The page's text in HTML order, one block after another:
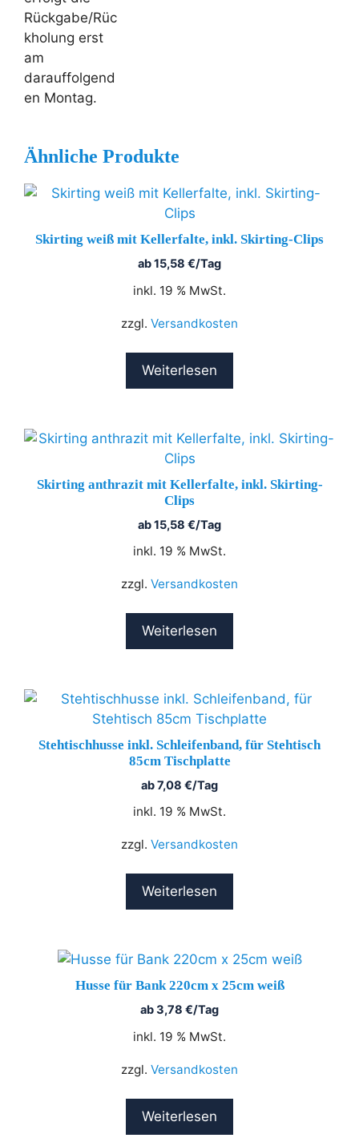
Rückgabe/Rüc
kholung erst
am
darauffolgend
en Montag.
Ähnliche Produkte
Skirting weiß mit Kellerfalte, inkl. Skirting-Clips
ab15,58 €/Tag
inkl. 19 % MwSt.
zzgl. Versandkosten
Weiterlesen
Skirting anthrazit mit Kellerfalte, inkl. Skirting-
Clips
ab15,58 €/Tag
inkl. 19 % MwSt.
zzgl. Versandkosten
Weiterlesen
Stehtischhusse inkl. Schleifenband, für Stehtisch
85cm Tischplatte
ab7,08 €/Tag
inkl. 19 % MwSt.
zzgl. Versandkosten
Weiterlesen
Husse für Bank 220cm x 25cm weiß
ab3,78 €/Tag
inkl. 19 % MwSt.
zzgl. Versandkosten
Weiterlesen